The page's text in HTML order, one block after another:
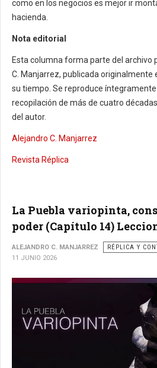
como en los negocios es mejor ir
hacienda.
Nota editorial
Esta columna forma parte del archivo
C. Manjarrez, publicada originalmente
su tiempo. Se reproduce
recopilación de más de cuatro
del autor.
Alejandro C. Manjarrez
Revista Réplica
La Puebla variopinta,
poder (Capítulo 14)
ALEJANDRO C. MANJARREZ
RÉPLICA Y
11 JUNIO 2026